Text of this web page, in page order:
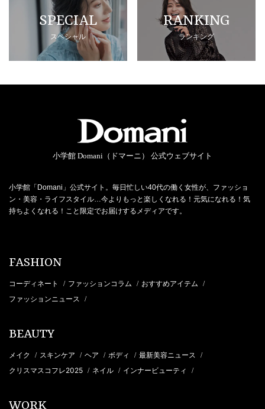
SPECIAL
スペシャル
RANKING
ランキング
小学館 Domani（ドマーニ） 公式ウェブサイト
小学館「Domani」公式サイト。毎日忙しい40代の働く女性が、ファッショ
ン・美容・ライフスタイル…今よりもっと楽しくなれる！元気になれる！気
持ちよくなれる！こと限定でお届けするメディアです。
FASHION
コーディネート / ファッションコラム / おすすめアイテム /
ファッションニュース /
BEAUTY
メイク / スキンケア / ヘア / ボディ / 最新美容ニュース /
クリスマスコフレ2025 / ネイル / インナービューティ /
WORK